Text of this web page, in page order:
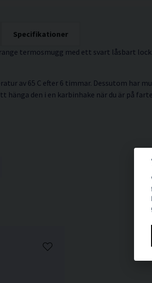
Specifikationer
termosmugg med ett svart låsbart
av 65 C efter 6 timmar. Dessutom har
hänga den i en karbinhake när du är på